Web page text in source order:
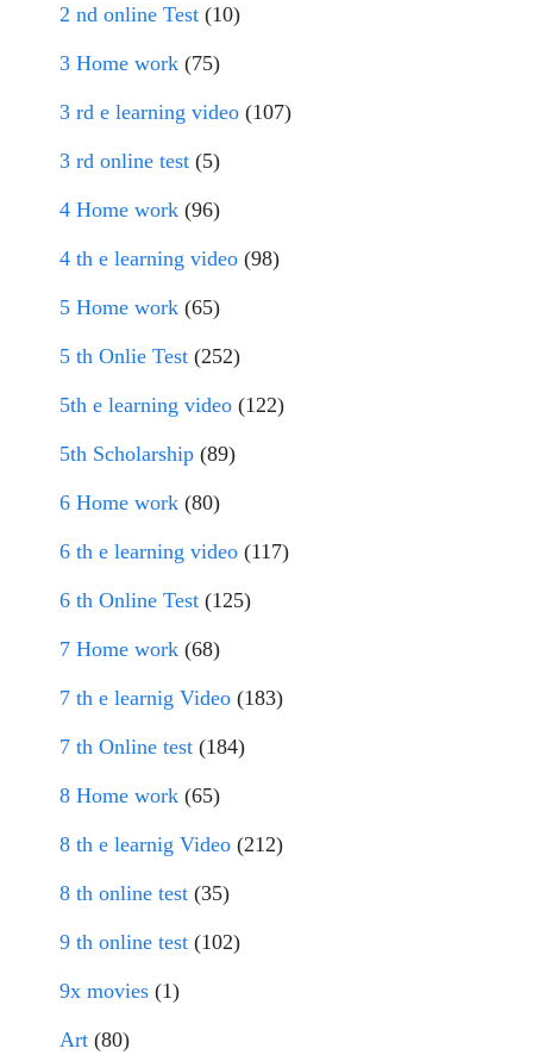
2 nd online Test (10)
3 Home work (75)
3 rd e learning video (107)
3 rd online test (5)
4 Home work (96)
4 th e learning video (98)
5 Home work (65)
5 th Onlie Test (252)
5th e learning video (122)
5th Scholarship (89)
6 Home work (80)
6 th e learning video (117)
6 th Online Test (125)
7 Home work (68)
7 th e learnig Video (183)
7 th Online test (184)
8 Home work (65)
8 th e learnig Video (212)
8 th online test (35)
9 th online test (102)
9x movies (1)
Art (80)